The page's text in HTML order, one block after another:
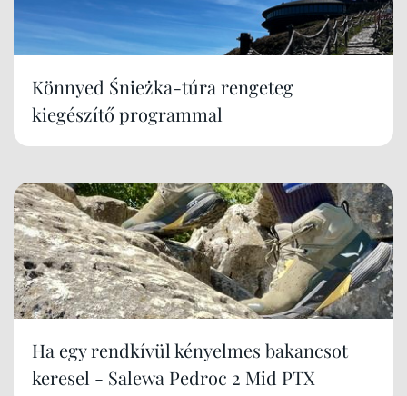
Könnyed Śnieżka-túra rengeteg
kiegészítő programmal
Ha egy rendkívül kényelmes bakancsot
keresel - Salewa Pedroc 2 Mid PTX